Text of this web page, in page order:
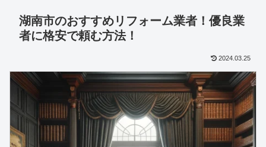
湖南市のおすすめリフォーム業者！優良業
者に格安で頼む方法！
2024.03.25